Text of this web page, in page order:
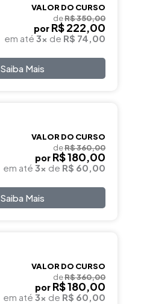
VALOR DO CURSO
deR$ 350,00
por R$ 222,00
em até 3x de R$ 74,00
Saiba Mais
VALOR DO CURSO
deR$ 360,00
por R$ 180,00
em até 3x de R$ 60,00
Saiba Mais
VALOR DO CURSO
deR$ 360,00
por R$ 180,00
em até 3x de R$ 60,00